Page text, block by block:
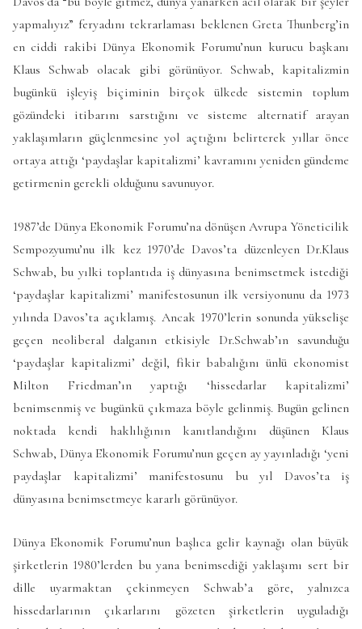
yapmalıyız” feryadını tekrarlaması beklenen Greta Thunberg’in
en ciddi rakibi Dünya Ekonomik Forumu’nun kurucu başkanı
Klaus Schwab olacak gibi görünüyor. Schwab, kapitalizmin
bugünkü işleyiş biçiminin birçok ülkede sistemin toplum
gözündeki itibarını sarstığını ve sisteme alternatif arayan
yaklaşımların güçlenmesine yol açtığını belirterek yıllar önce
ortaya attığı ‘paydaşlar kapitalizmi’ kavramını yeniden gündeme
getirmenin gerekli olduğunu savunuyor.
1987’de Dünya Ekonomik Forumu’na dönüşen Avrupa Yöneticilik
Sempozyumu’nu ilk kez 1970’de Davos’ta düzenleyen Dr.Klaus
Schwab, bu yılki toplantıda iş dünyasına benimsetmek istediği
‘paydaşlar kapitalizmi’ manifestosunun ilk versiyonunu da 1973
yılında Davos’ta açıklamış. Ancak 1970’lerin sonunda yükselişe
geçen neoliberal dalganın etkisiyle Dr.Schwab’ın savunduğu
‘paydaşlar kapitalizmi’ değil, fikir babalığını ünlü ekonomist
Milton Friedman’ın yaptığı ‘hissedarlar kapitalizmi’
benimsenmiş ve bugünkü çıkmaza böyle gelinmiş. Bugün gelinen
noktada kendi haklılığının kanıtlandığını düşünen Klaus
Schwab, Dünya Ekonomik Forumu’nun geçen ay yayınladığı ‘yeni
paydaşlar kapitalizmi’ manifestosunu bu yıl Davos’ta iş
dünyasına benimsetmeye kararlı görünüyor.
Dünya Ekonomik Forumu’nun başlıca gelir kaynağı olan büyük
şirketlerin 1980’lerden bu yana benimsediği yaklaşımı sert bir
dille uyarmaktan çekinmeyen Schwab’a göre, yalnızca
hissedarlarının çıkarlarını gözeten şirketlerin uyguladığı